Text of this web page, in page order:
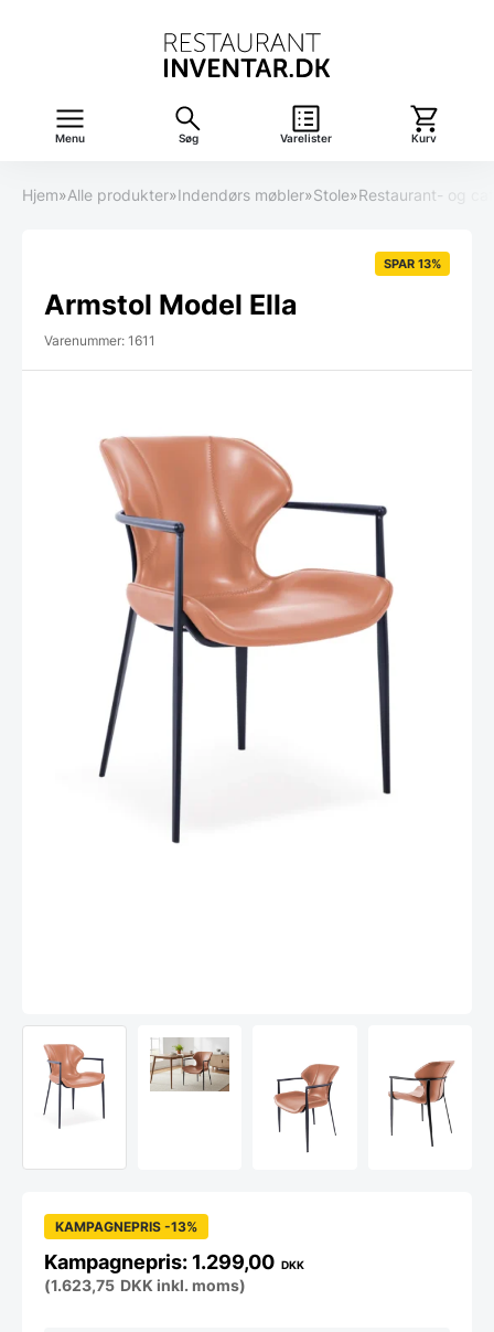
Menu Søg Varelister Kurv
Hjem»Alle produkter»Indendørs møbler»Stole»Restaurant- og
SPAR 13%
Armstol Model Ella
Varenummer: 1611
KAMPAGNEPRIS -13%
1.299,00 DKK
(1.623,75 DKK inkl. moms)